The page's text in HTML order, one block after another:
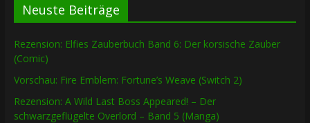
Neuste Beiträge
Rezension: Elfies Zauberbuch Band 6: Der korsische Zauber
(Comic)
Vorschau: Fire Emblem: Fortune’s Weave (Switch 2)
Rezension: A Wild Last Boss Appeared! – Der
schwarzgeflügelte Overlord – Band 5 (Manga)